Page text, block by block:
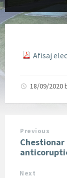
Afisaj
18/09/2020
Previous
Chestionar
Next